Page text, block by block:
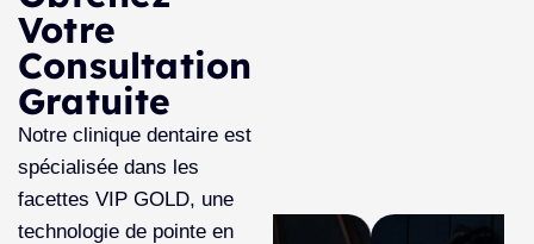
Votre
Consultation
Gratuite
Notre clinique dentaire est
spécialisée dans les
facettes VIP GOLD, une
technologie de pointe en